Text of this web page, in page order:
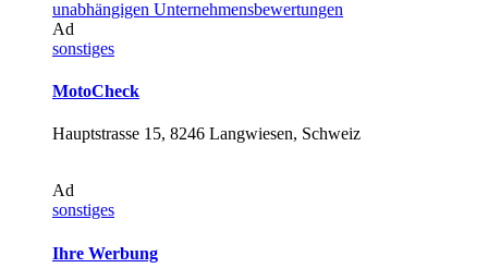
Ad
sonstiges
MotoCheck
Hauptstrasse 15, 8246 Langwiesen, Schweiz
Ad
sonstiges
Ihre Werbung